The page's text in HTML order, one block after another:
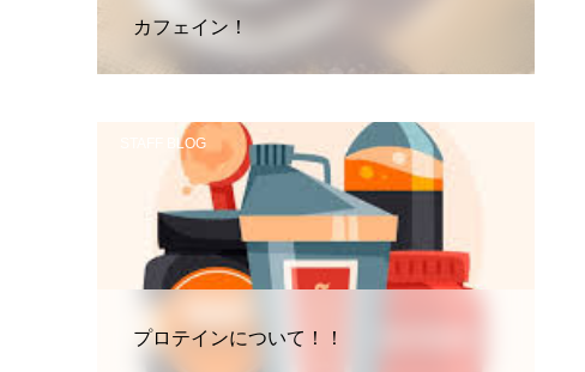
カフェイン！
STAFF BLOG
プロテインについて！！